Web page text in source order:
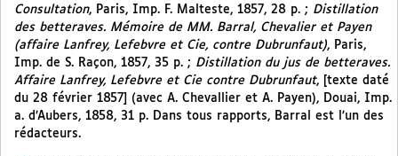
Consultation, Paris, Imp. F. Malteste, 1857, 28 p. ; Distillation
des betteraves. Mémoire de MM. Barral, Chevalier et Payen
(affaire Lanfrey, Lefebvre et Cie, contre Dubrunfaut), Paris,
Imp. de S. Raçon, 1857, 35 p. ; Distillation du jus de betteraves.
Affaire Lanfrey, Lefebvre et Cie contre Dubrunfaut, [texte daté
du 28 février 1857] (avec A. Chevallier et A. Payen), Douai, Imp.
a. d’Aubers, 1858, 31 p. Dans tous rapports, Barral est l’un des
rédacteurs.